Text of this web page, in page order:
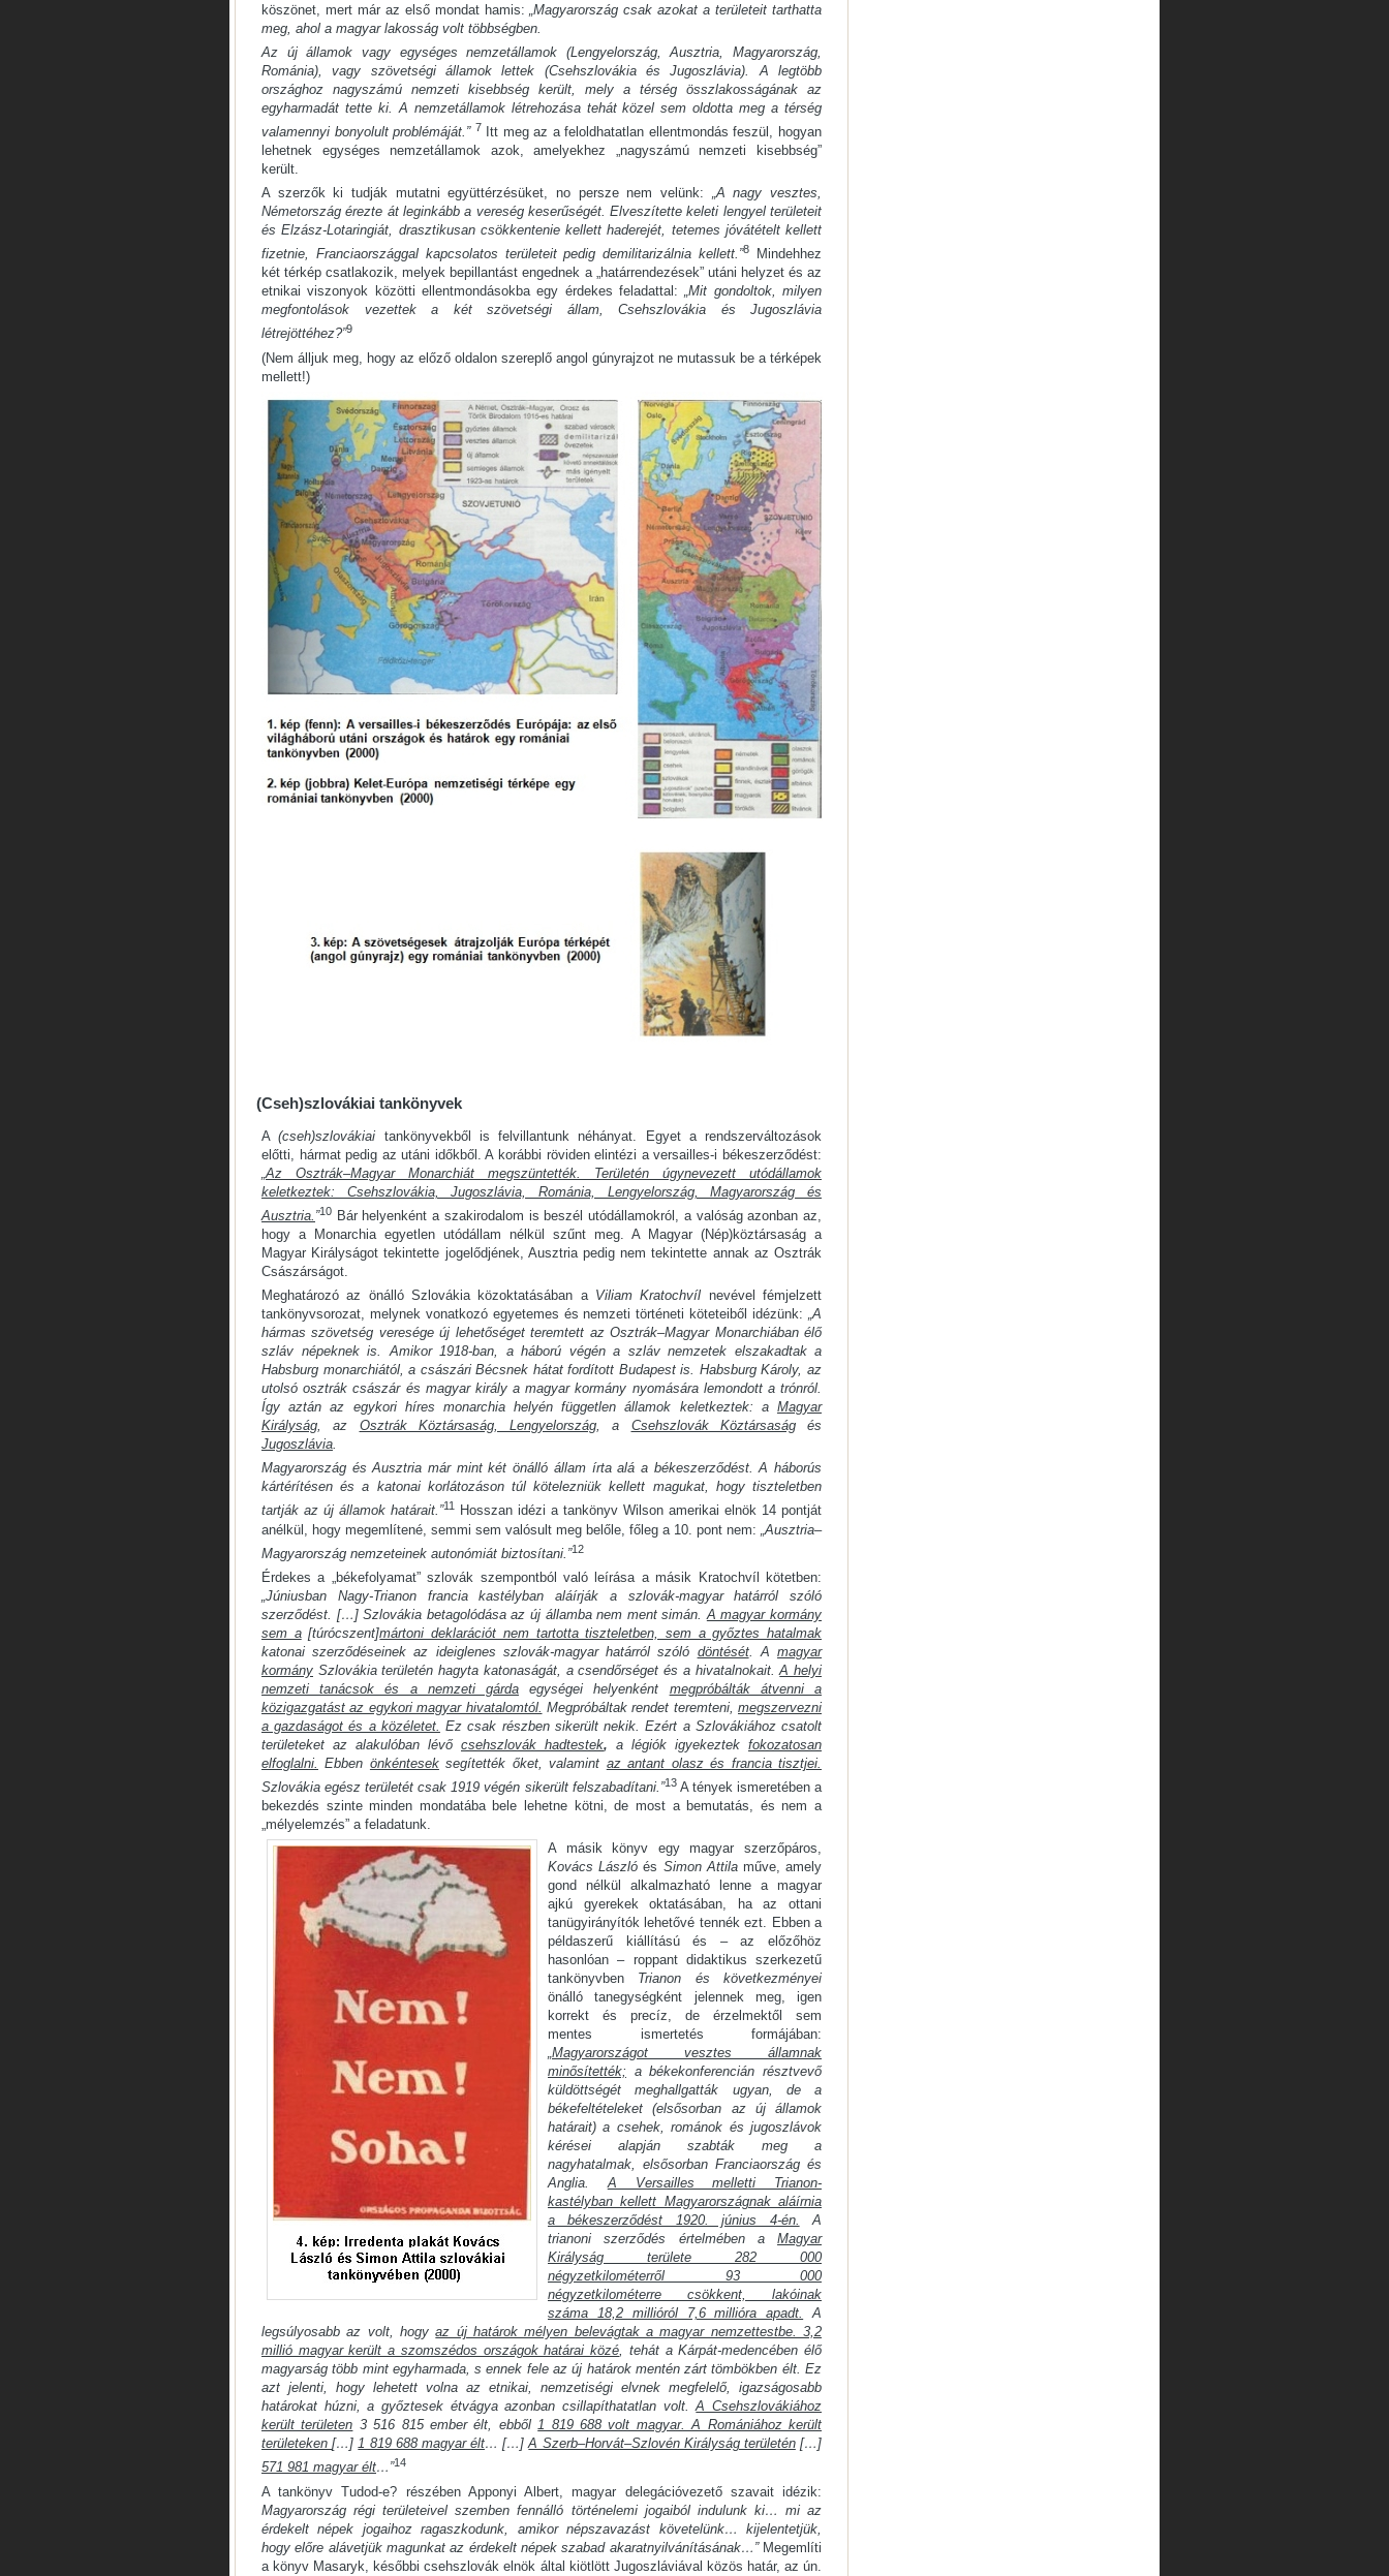
köszönet, mert már az első mondat hamis: „Magyarország csak azokat a területeit tarthatta
meg, ahol a magyar lakosság volt többségben.
Az új államok vagy egységes nemzetállamok (Lengyelország, Ausztria, Magyarország,
Románia), vagy szövetségi államok lettek (Csehszlovákia és Jugoszlávia). A legtöbb
országhoz nagyszámú nemzeti kisebbség került, mely a térség összlakosságának az
egyharmadát tette ki. A nemzetállamok létrehozása tehát közel sem oldotta meg a térség
valamennyi bonyolult problémáját.” 7
Itt meg az a feloldhatatlan ellentmondás feszül, hogyan
lehetnek egységes nemzetállamok azok, amelyekhez „nagyszámú nemzeti kisebbség”
került.
A szerzők ki tudják mutatni együttérzésüket, no persze nem velünk: „A nagy vesztes,
Németország érezte át leginkább a vereség keserűségét. Elveszítette keleti lengyel területeit
és Elzász-Lotaringiát, drasztikusan csökkentenie kellett haderejét, tetemes jóvátételt kellett
fizetnie, Franciaországgal kapcsolatos területeit pedig demilitarizálnia kellett.”8
Mindehhez
két térkép csatlakozik, melyek bepillantást engednek a „határrendezések” utáni helyzet és az
etnikai viszonyok közötti ellentmondásokba egy érdekes feladattal:„Mit gondoltok, milyen
megfontolások vezettek a két szövetségi állam, Csehszlovákia és Jugoszlávia
létrejöttéhez?”9
(Nem álljuk meg, hogy az előző oldalon szereplő angol gúnyrajzot ne mutassuk be a térképek
mellett!)
(Cseh)szlovákiai tankönyvek
A(cseh)szlovákiai tankönyvekből is felvillantunk néhányat. Egyet a rendszerváltozások
előtti, hármat pedig az utáni időkből. A korábbi röviden elintézi a versailles-i békeszerződést:
„Az Osztrák–Magyar Monarchiát megszüntették. Területén úgynevezett utódállamok
keletkeztek: Csehszlovákia, Jugoszlávia, Románia, Lengyelország, Magyarország és
Ausztria. ”10 Bár helyenként a szakirodalom is beszél utódállamokról, a valóság azonban az,
hogy a Monarchia egyetlen utódállam nélkül szűnt meg. A Magyar (Nép)köztársaság a
Magyar Királyságot tekintette jogelődjének, Ausztria pedig nem tekintette annak az Osztrák
Császárságot.
Meghatározó az önálló Szlovákia közoktatásában a Viliam Kratochvíl nevével fémjelzett
tankönyvsorozat, melynek vonatkozó egyetemes és nemzeti történeti köteteiből idézünk: „A
hármas szövetség veresége új lehetőséget teremtett az Osztrák–Magyar Monarchiában élő
szláv népeknek is. Amikor 1918-ban, a háború végén a szláv nemzetek elszakadtak a
Habsburg monarchiától, a császári Bécsnek hátat fordított Budapest is. Habsburg Károly, az
utolsó osztrák császár és magyar király a magyar kormány nyomására lemondott a trónról.
Így aztán az egykori híres monarchia helyén független államok keletkeztek: a Magyar
Királyság, az Osztrák Köztársaság, Lengyelország, a Csehszlovák Köztársaságés
Jugoszlávia.
Magyarország és Ausztria már mint két önálló állam írta alá a békeszerződést. A háborús
kártérítésen és a katonai korlátozáson túl kötelezniük kellett magukat, hogy tiszteletben
tartják az új államok határait.”11 Hosszan idézi a tankönyv Wilson amerikai elnök 14 pontját
anélkül, hogy megemlítené, semmi sem valósult meg belőle, főleg a 10. pont nem: „Ausztria–
Magyarország nemzeteinek autonómiát biztosítani.”12
Érdekes a „békefolyamat” szlovák szempontból való leírása a másik Kratochvíl kötetben:
„Júniusban Nagy-Trianon francia kastélyban aláírják a szlovák-magyar határról szóló
szerződést. […] Szlovákia betagolódása az új államba nem ment simán.A magyar kormány
sem a [túrócszent]mártoni deklarációt nem tartotta tiszteletben, sem a győztes hatalmak
katonai szerződéseinek az ideiglenes szlovák-magyar határról szóló döntését. Amagyar
kormány Szlovákia területén hagyta katonaságát, a csendőrséget és a hivatalnokait.A helyi
nemzeti tanácsok és a nemzeti gárda
egységei helyenként megpróbálták átvenni a
közigazgatást az egykori magyar hivatalomtól. Megpróbáltak rendet teremteni, megszervezni
a gazdaságot és a közéletet. Ez csak részben sikerült nekik. Ezért a Szlovákiához csatolt
területeket az alakulóban lévő csehszlovák hadtestek, a légiók igyekeztek fokozatosan
elfoglalni. Ebben önkénteseksegítették őket, valamint az antant olasz és francia tisztjei.
Szlovákia egész területét csak 1919 végén sikerült felszabadítani.”13A tények ismeretében a
bekezdés szinte minden mondatába bele lehetne kötni, de most a bemutatás, és nem a
„mélyelemzés” a feladatunk.
A másik könyv egy magyar szerzőpáros,
Kovács László és Simon Attila műve, amely
gond nélkül alkalmazható lenne a magyar
ajkú gyerekek oktatásában, ha az ottani
tanügyirányítók lehetővé tennék ezt. Ebben a
példaszerű kiállítású és – az előzőhöz
hasonlóan – roppant didaktikus szerkezetű
tankönyvben Trianon és következményei
önálló tanegységként jelennek meg, igen
korrekt és precíz, de érzelmektől sem
mentes ismertetés formájában:
„Magyarországot vesztes államnak
minősítették; a békekonferencián résztvevő
küldöttségét meghallgatták ugyan, de a
békefeltételeket (elsősorban az új államok
határait) a csehek, románok és jugoszlávok
kérései alapján szabták meg a
nagyhatalmak, elsősorban Franciaország és
Anglia.A Versailles melletti Trianon-
kastélyban kellett Magyarországnak aláírnia
a békeszerződést 1920. június 4-én.
A
trianoni szerződés értelmében a Magyar
Királyság területe 282 000
négyzetkilométerről 93 000
négyzetkilométerre csökkent, lakóinak
száma 18,2 millióról 7,6 millióra apadt.
A
legsúlyosabb az volt, hogyaz új határok mélyen belevágtak a magyar nemzettestbe. 3,2
millió magyar került a szomszédos országok határai közé, tehát a Kárpát-medencében élő
magyarság több mint egyharmada, s ennek fele az új határok mentén zárt tömbökben élt. Ez
azt jelenti, hogy lehetett volna az etnikai, nemzetiségi elvnek megfelelő, igazságosabb
határokat húzni, a győztesek étvágya azonban csillapíthatatlan volt.A Csehszlovákiához
került területen 3 516 815 ember élt, ebből1 819 688 volt magyar. A Romániához került
területeken[…]1 819 688 magyar élt… […]A Szerb–Horvát–Szlovén Királyság területén […]
571 981 magyar élt…”14
A tankönyv Tudod-e? részében Apponyi Albert, magyar delegációvezető szavait idézik:
Magyarország régi területeivel szemben fennálló történelemi jogaiból indulunk ki… mi az
érdekelt népek jogaihoz ragaszkodunk, amikor népszavazást követelünk… kijelentetjük,
hogy előre alávetjük magunkat az érdekelt népek szabad akaratnyilvánításának…”Megemlíti
a könyv Masaryk, későbbi csehszlovák elnök által kiötlött Jugoszláviával közös határ, az ún.